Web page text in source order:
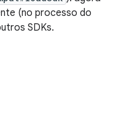
(no processo do
SDKs.